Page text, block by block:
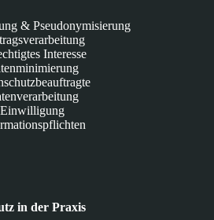
& Pseudonymisierung
Interesse
Einwilligung
in der Praxis